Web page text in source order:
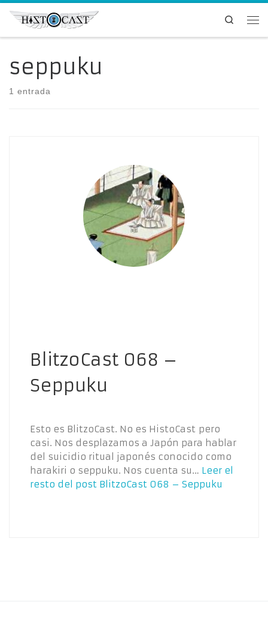
Saltar al contenido
Search
seppuku
1 entrada
BlitzoCast 068 –
Seppuku
Esto es BlitzoCast. No es HistoCast pero
casi. Nos desplazamos a Japón para hablar
del suicidio ritual japonés conocido como
harakiri o seppuku. Nos cuenta su… Leer el
resto del post BlitzoCast 068 – Seppuku